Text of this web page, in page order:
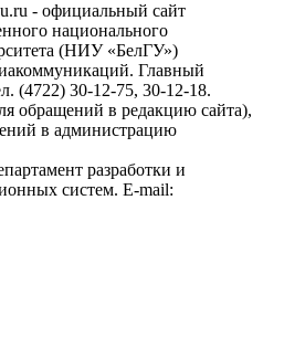
- официальный сайт
национального
(НИУ «БелГУ»)
Главный
(4722) 30-12-75, 30-12-18.
обращений в редакцию сайта),
в администрацию
разработки и
систем. E-mail: